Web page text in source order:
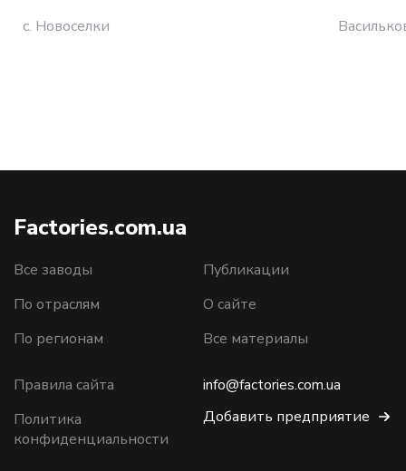
с. Новоселки
Factories.com.ua
Все заводы
По отраслям
По регионам
Публикации
О сайте
Все материалы
Правила сайта
Политика
конфиденциальности
info@factories.com.ua
Добавить предприятие